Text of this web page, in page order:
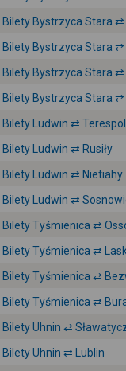
Bilety Bystrzyca Stara
Bilety Bystrzyca Stara ⇄
Bilety Bystrzyca Stara ⇄
Bilety Bystrzyca Stara
Bilety Ludwin ⇄ Terespol
Bilety Ludwin ⇄ Rusiły
Bilety Ludwin ⇄ Nietiahy
Bilety Ludwin ⇄
Bilety Tyśmienica ⇄
Bilety Tyśmienica ⇄
Bilety Tyśmienica ⇄
Bilety Tyśmienica ⇄
Bilety Uhnin ⇄
Bilety Uhnin ⇄ Lublin